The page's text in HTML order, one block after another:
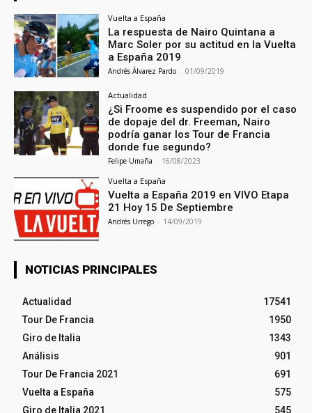
Vuelta a España
La respuesta de Nairo Quintana a
Marc Soler por su actitud en la Vuelta
a España 2019
Andrés Álvarez Pardo - 01/09/2019
Actualidad
¿Si Froome es suspendido por el caso
de dopaje del dr. Freeman, Nairo
podría ganar los Tour de Francia
donde fue segundo?
Felipe Umaña - 16/08/2023
Vuelta a España
Vuelta a España 2019 en VIVO Etapa
21 Hoy 15 De Septiembre
Andrés Urrego - 14/09/2019
NOTICIAS PRINCIPALES
Actualidad
17541
Tour De Francia
1950
Giro de Italia
1343
Análisis
901
Tour De Francia 2021
691
Vuelta a España
575
Giro de Italia 2021
545